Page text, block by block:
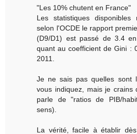
"Les 10% chutent en France"
Les statistiques
selon l'OCDE le rapport
(D9/D1) est passé de 3.4
quant au coefficient de Gini :
2011.
Je ne sais pas quelles sont
vous indiquez, mais je crains
parle de "ratios de PIB/
sens).
La vérité, facile à établir